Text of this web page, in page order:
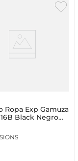
Ropa Exp Gamuza
Black Negro